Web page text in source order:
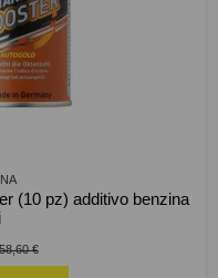
(10 pz) additivo benzina
€